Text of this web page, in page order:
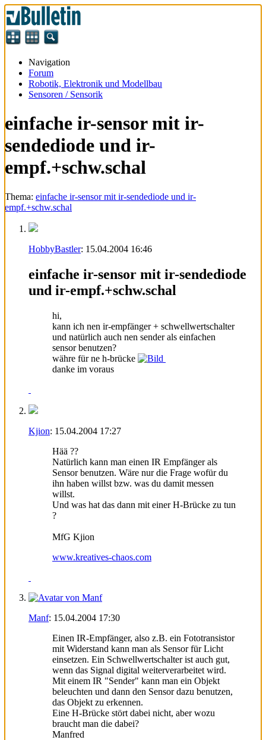
Navigation
Forum
Robotik, Elektronik und Modellbau
Sensoren / Sensorik
einfache ir-sensor mit ir-
sendediode und ir-
empf.+schw.schal
Thema: einfache ir-sensor mit ir-sendediode und ir-
empf.+schw.schal
HobbyBastler: 15.04.2004 16:46
einfache ir-sensor mit ir-sendediode
und ir-empf.+schw.schal
hi,
kann ich nen ir-empfänger + schwellwertschalter
und natürlich auch nen sender als einfachen
sensor benutzen?
währe für ne h-brücke
danke im voraus
Kjion: 15.04.2004 17:27
Hää ??
Natürlich kann man einen IR Empfänger als
Sensor benutzen. Wäre nur die Frage wofür du
ihn haben willst bzw. was du damit messen
willst.
Und was hat das dann mit einer H-Brücke zu tun
?
MfG Kjion
www.kreatives-chaos.com
Manf: 15.04.2004 17:30
Einen IR-Empfänger, also z.B. ein Fototransistor
mit Widerstand kann man als Sensor für Licht
einsetzen. Ein Schwellwertschalter ist auch gut,
wenn das Signal digital weiterverarbeitet wird.
Mit einem IR "Sender" kann man ein Objekt
beleuchten und dann den Sensor dazu benutzen,
das Objekt zu erkennen.
Eine H-Brücke stört dabei nicht, aber wozu
braucht man die dabei?
Manfred